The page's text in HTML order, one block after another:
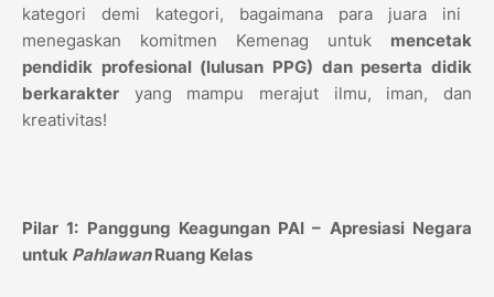
kategori demi kategori, bagaimana para juara ini
menegaskan komitmen Kemenag untuk mencetak
pendidik profesional (lulusan PPG) dan peserta didik
berkarakter yang mampu merajut ilmu, iman, dan
kreativitas!
Pilar 1: Panggung Keagungan PAI – Apresiasi Negara
untuk PahlawanRuang Kelas